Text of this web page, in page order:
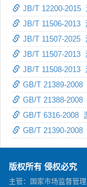
JB/T 12200-2015
JB/T 11506-2013
JB/T 11507-2025
JB/T 11507-2013
JB/T 11508-2013
GB/T 21389-2008
GB/T 21388-2008
GB/T 6316-2008
GB/T 21390-2008
版权所有 侵权必究
主管：国家市场监督管